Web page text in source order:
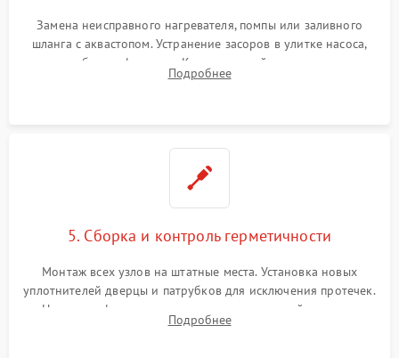
Замена неисправного нагревателя, помпы или заливного
шланга с аквастопом. Устранение засоров в улитке насоса,
патрубках и фильтрах. Компонентный ремонт платы
управления, восстановление поврежденной проводки.
Подробнее
5. Сборка и контроль герметичности
Монтаж всех узлов на штатные места. Установка новых
уплотнителей дверцы и патрубков для исключения протечек.
Надежная фиксация хомутов гидравлической системы,
сборка корпуса и установка датчика поплавка.
Подробнее